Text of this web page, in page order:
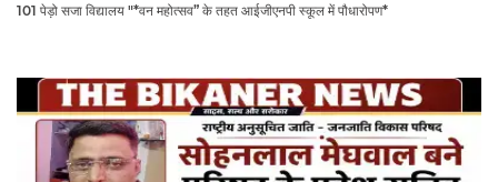
101 पेड़ो सजा विद्यालय "*वन महोत्सव” के तहत आईजीएनपी स्कूल में पौधारोपण*